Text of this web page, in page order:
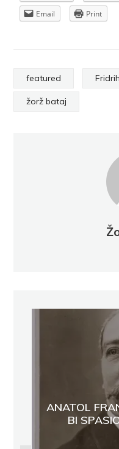
Email
Print
featured
žorž bataj
ANATOL
BI